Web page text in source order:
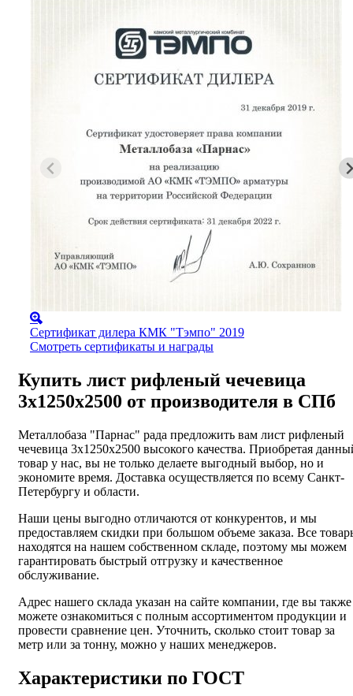
Сертификат дилера КМК "Тэмпо" 2019
Смотреть сертификаты и награды
Купить лист рифленый чечевица
3х1250х2500 от производителя в СПб
Металлобаза "Парнас" рада предложить вам лист рифленый
чечевица 3х1250х2500 высокого качества. Приобретая
товар у нас, вы не только делаете выгодный выбор, но и
экономите время. Доставка осуществляется по всему Санкт-
Петербургу и области.
Наши цены выгодно отличаются от конкурентов, и мы
предоставляем скидки при большом объеме заказа. Все
находятся на нашем собственном складе, поэтому мы можем
гарантировать быстрый отгрузку и качественное
обслуживание.
Адрес нашего склада указан на сайте компании, где вы также
можете ознакомиться с полным ассортиментом продукции и
провести сравнение цен. Уточнить, сколько стоит товар за
метр или за тонну, можно у наших менеджеров.
Характеристики по ГОСТ